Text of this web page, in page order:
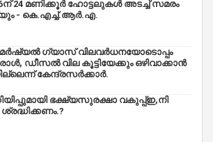
24 മണിക്കൂർ ഹോട്ടലുകൾ അടച്ച് സമരം
- കെ.എച്ച്.ആർ.എ.
ഗ്യാസ് വിലവർധനയോടൊപ്പം
ഡീസല്‍ വില കൂട്ടിയേക്കും ഒഴിവാക്കാന്‍
കേന്ദ്രസര്‍ക്കാര്‍.
ഭക്ഷ്യസുരക്ഷാ വകുപ്പ്ഇ,നി